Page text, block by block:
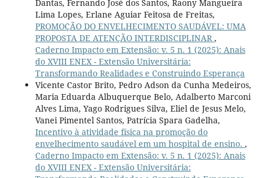
Dantas, Fernando José dos Santos, Raony Mangueira
Lima Lopes, Erlane Aguiar Feitosa de Freitas,
PROMOÇÃO DO ENVELHECIMENTO SAUDÁVEL: UMA
PROPOSTA DE ATENÇÃO INTERDISCIPLINAR,
Caderno Impacto em Extensão: v. 5 n. 1 (2025): Anais
do XVIII ENEX - Extensão Universitária:
Transformando Realidades e Construindo Esperança
Vicente Castor Brito, Pedro Adson da Cunha Medeiros,
Maria Eduarda Albuquerque Belo, Adalberto Marconi
Alves Lima, Yago Rodrigues Silva, Eliel de Jesus Melo,
Vanei Pimentel Santos, Patrícia Spara Gadelha,
Incentivo à atividade física na promoção do
envelhecimento saudável em um hospital de ensino. ,
Caderno Impacto em Extensão: v. 5 n. 1 (2025): Anais
do XVIII ENEX - Extensão Universitária: